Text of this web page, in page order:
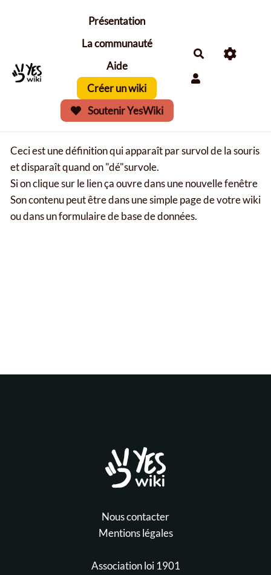
Aller au contenu principal
Présentation
La communauté
Aide
Créer un wiki
Soutenir YesWiki
Ceci est une définition qui apparaît par survol de la souris
et disparaît quand on "dé"survole.
Si on clique sur le lien ça ouvre dans une nouvelle fenêtre
Son contenu peut être dans une simple page de votre wiki
ou dans un formulaire de base de données.
Nous contacter
Mentions légales
Association loi 1901